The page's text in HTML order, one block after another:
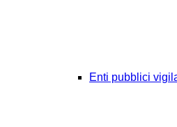
Enti pubblici